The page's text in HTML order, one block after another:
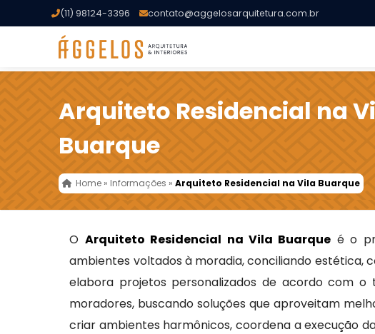
(11) 98124-3396 contato@aggelosarquitetura.com.br
Arquiteto Residencial na
Buarque
Home » Informações »Arquiteto Residencial na Vila Buarque
O Arquiteto Residencial na Vila Buarque é o
ambientes voltados à moradia, conciliando estética,
elabora projetos personalizados de acordo com
moradores, buscando soluções que aproveitam
criar ambientes harmônicos, coordena a execução